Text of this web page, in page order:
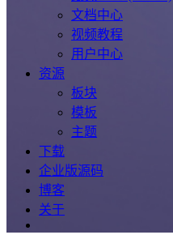
文档中心
视频教程
用户中心
资源
板块
模板
主题
下载
企业版源码
博客
关于